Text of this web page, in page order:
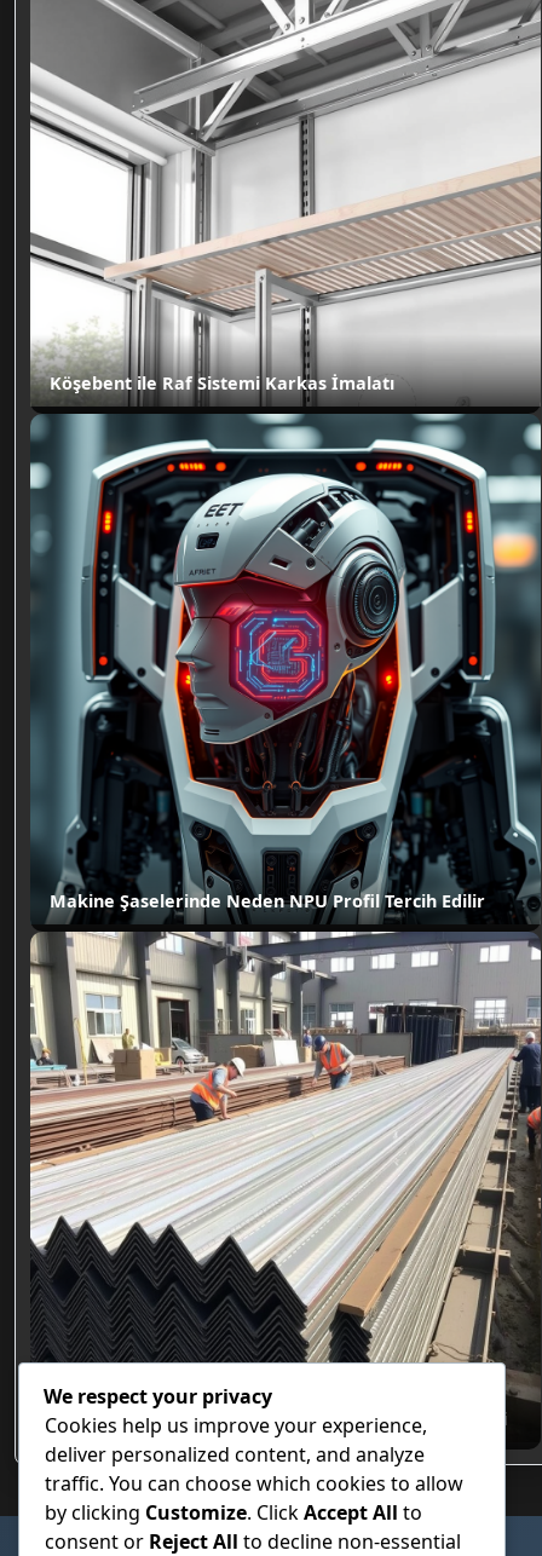
Köşebent ile Raf Sistemi Karkas İmalatı
Makine Şaselerinde Neden NPU Profil Tercih Edilir
Özel Hadve Tasarımlı Beton Altı Trapez Sac Modelleri
We respect your privacy
Cookies help us improve your experience,
deliver personalized content, and analyze
traffic. You can choose which cookies to allow
by clicking Customize. ClickAccept All to
consent or Reject All to decline non-essential